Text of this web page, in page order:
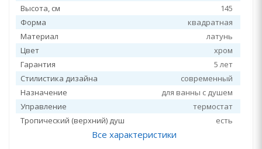
Высота, см
145
Форма
квадратная
Материал
латунь
Цвет
хром
Гарантия
5 лет
Стилистика дизайна
современный
Назначение
для ванны с душем
Управление
термостат
Тропический (верхний) душ
есть
Все характеристики